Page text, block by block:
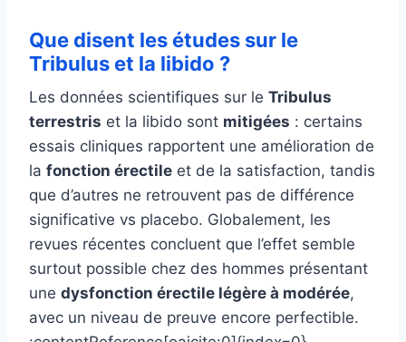
Que disent les études sur le
Tribulus et la libido ?
Les données scientifiques sur le Tribulus
terrestris et la libido sont mitigées : certains
essais cliniques rapportent une amélioration de
la fonction érectile et de la satisfaction, tandis
que d’autres ne retrouvent pas de différence
significative vs placebo. Globalement, les
revues récentes concluent que l’effet semble
surtout possible chez des hommes présentant
une dysfonction érectile légère à modérée,
avec un niveau de preuve encore perfectible.